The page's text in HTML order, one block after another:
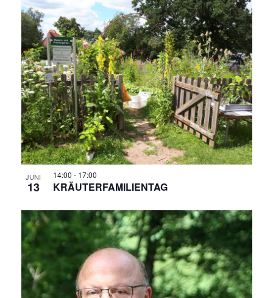
H
T
E
N
,
N
I
G
A
JUNI
13
14:00 - 17:00
KRÄUTERFAMILIENTAG